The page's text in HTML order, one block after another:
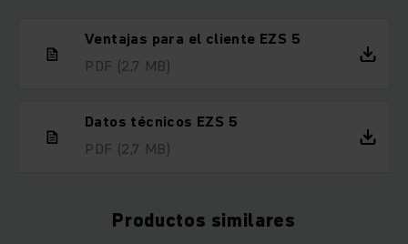
Ventajas para el cliente EZS 5
PDF (2,7 MB)
Datos técnicos EZS 5
PDF (2,7 MB)
Productos similares